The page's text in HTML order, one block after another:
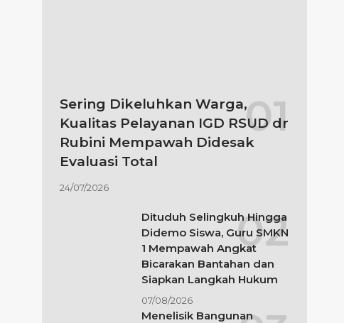
Sering Dikeluhkan Warga,
Kualitas Pelayanan IGD RSUD dr
Rubini Mempawah Didesak
Evaluasi Total
24/07/2026
Dituduh Selingkuh Hingga
Didemo Siswa, Guru SMKN
1 Mempawah Angkat
Bicarakan Bantahan dan
Siapkan Langkah Hukum
07/08/2026
Menelisik Bangunan